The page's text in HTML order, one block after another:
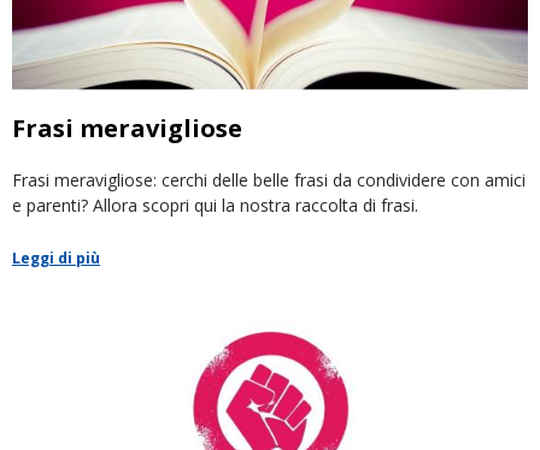
Frasi meravigliose
Frasi meravigliose: cerchi delle belle frasi da condividere con amici
e parenti? Allora scopri qui la nostra raccolta di frasi.
Leggi di più